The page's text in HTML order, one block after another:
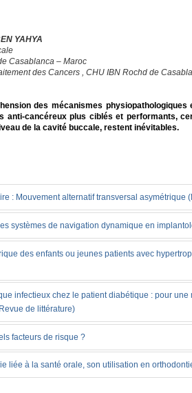
YAHYA
Casablanca – Maroc
des Cancers , CHU IBN Rochd de
des mécanismes physiopathologiques
anti-cancéreux plus ciblés et performants,
de la cavité buccale, restent inévitables.
: Mouvement alternatif transversal asymétrique
systèmes de navigation dynamique en
des enfants ou jeunes patients avec
infectieux chez le patient diabétique : pour une
de littérature)
facteurs de risque ?
liée à la santé orale, son utilisation en